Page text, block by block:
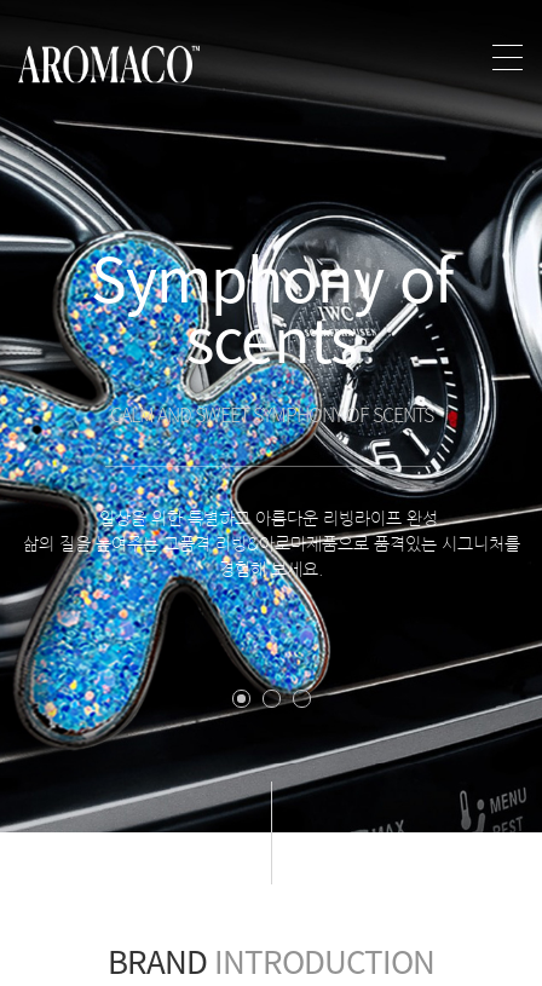
Symphony of
scents
CALM AND SWEET SYMPHONY OF SCENTS
일상을 위한 특별하고 아름다운 리빙라이프 완성.
삶의 질을 높여주는 고품격 리빙&아로마제품으로 품격있는 시그니처를
경험해 보세요.
BRAND INTRODUCTION